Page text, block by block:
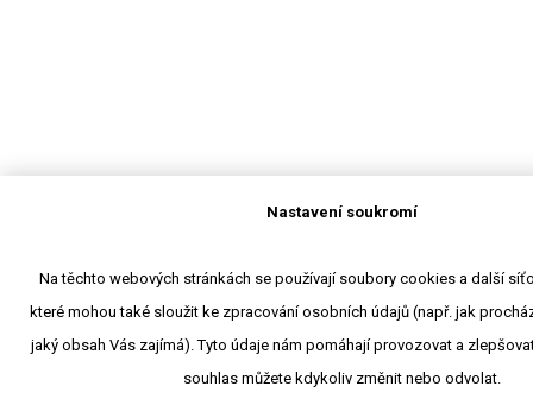
Nastavení soukromí
Na těchto webových stránkách se používají soubory cookies a další
které mohou také sloužit ke zpracování osobních údajů (např. jak
jaký obsah Vás zajímá). Tyto údaje nám pomáhají provozovat a
souhlas můžete kdykoliv změnit nebo odvolat.